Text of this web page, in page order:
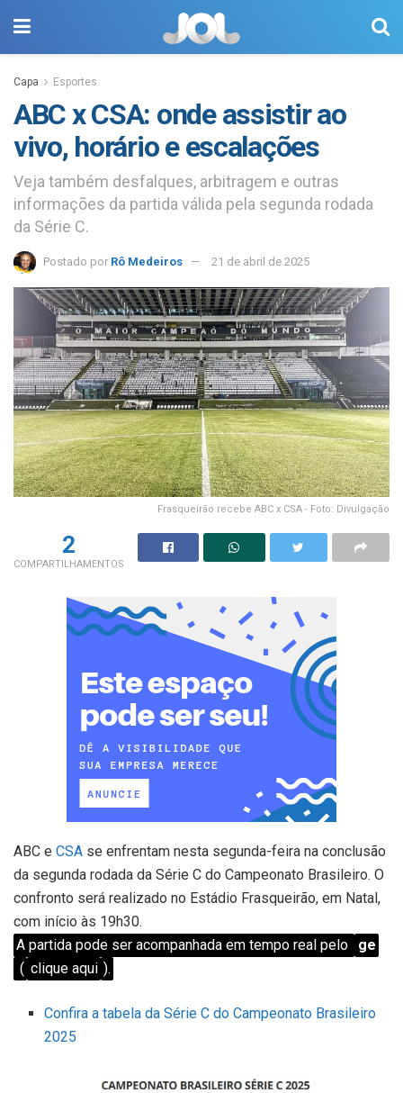
Capa Esportes
ABC x CSA: onde assistir ao
vivo, horário e escalações
Veja também desfalques, arbitragem e outras
informações da partida válida pela segunda rodada
da Série C.
Postado por Rô Medeiros 21 de abril de 2025
Frasqueirão recebe ABC x CSA - Foto: Divulgação
2
COMPARTILHAMENTOS
ABC e CSA se enfrentam nesta segunda-feira na conclusão
da segunda rodada da Série C do Campeonato Brasileiro. O
confronto será realizado no Estádio Frasqueirão, em Natal,
com início às 19h30.
A partida pode ser acompanhada em tempo real pelo
ge
( clique aqui ).
Confira a tabela da Série C do Campeonato Brasileiro
2025